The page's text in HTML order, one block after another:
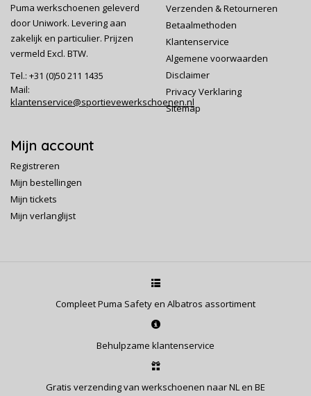
Puma werkschoenen geleverd
door Uniwork. Levering aan
zakelijk en particulier. Prijzen
vermeld Excl. BTW.
Tel.: +31 (0)50 211 1435
Mail:
klantenservice@sportievewerkschoenen.nl
Verzenden & Retourneren
Betaalmethoden
Klantenservice
Algemene voorwaarden
Disclaimer
Privacy Verklaring
Sitemap
Mijn account
Registreren
Mijn bestellingen
Mijn tickets
Mijn verlanglijst
Compleet Puma Safety en Albatros assortiment
Behulpzame klantenservice
Gratis verzending van werkschoenen naar NL en BE